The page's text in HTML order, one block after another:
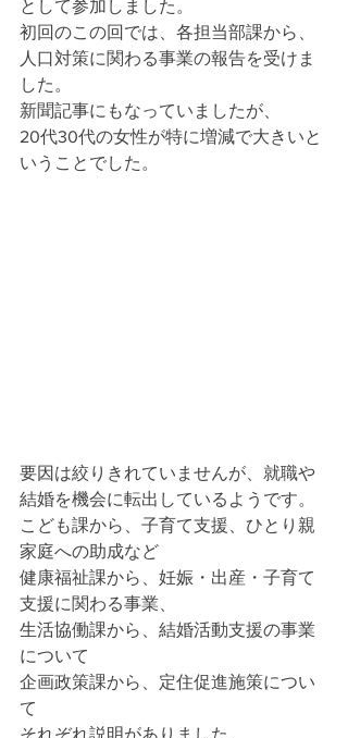
として参加しました。
初回のこの回では、各担当部課から、
人口対策に関わる事業の報告を受けま
した。
新聞記事にもなっていましたが、
20代30代の女性が特に増減で大きいと
いうことでした。
要因は絞りきれていませんが、就職や
結婚を機会に転出しているようです。
こども課から、子育て支援、ひとり親
家庭への助成など
健康福祉課から、妊娠・出産・子育て
支援に関わる事業、
生活協働課から、結婚活動支援の事業
について
企画政策課から、定住促進施策につい
て
それぞれ説明がありました。